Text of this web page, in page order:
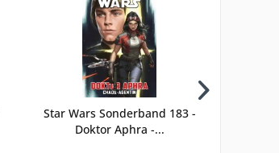
Star Wars Sonderband 183 -
Doktor Aphra -...